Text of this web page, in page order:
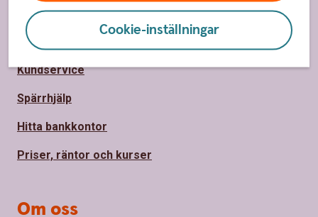
Cookie-inställningar
Sidfot
Hitta snabbt
Kundservice
Spärrhjälp
Hitta bankkontor
Priser, räntor och kurser
Om oss